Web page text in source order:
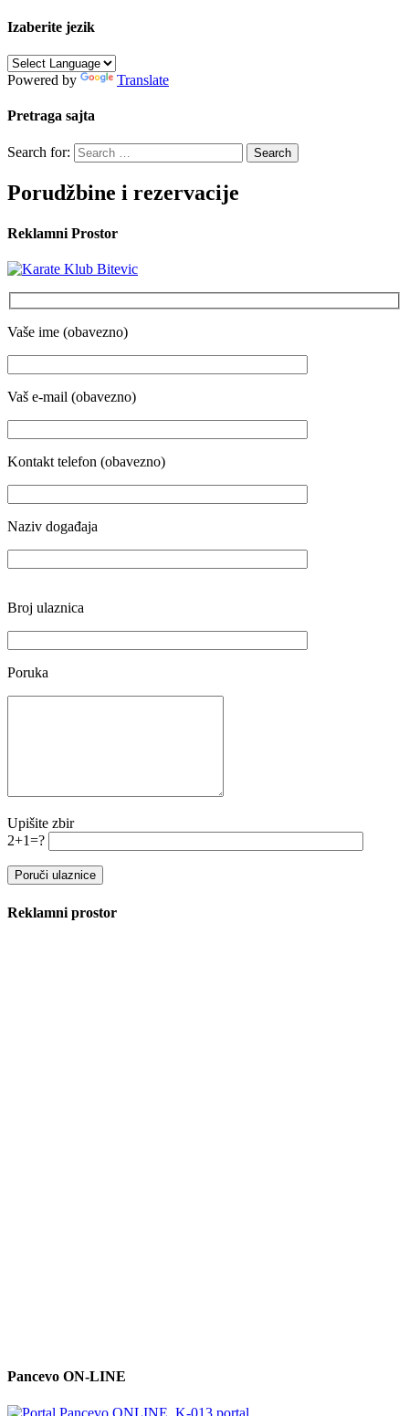
Izaberite jezik
Powered by Translate
Pretraga sajta
Search for:
Porudžbine i rezervacije
Reklamni Prostor
Vaše ime (obavezno)
Vaš e-mail (obavezno)
Kontakt telefon (obavezno)
Naziv događaja
Broj ulaznica
Poruka
Upišite zbir
2+1=?
Reklamni prostor
Pancevo ON-LINE